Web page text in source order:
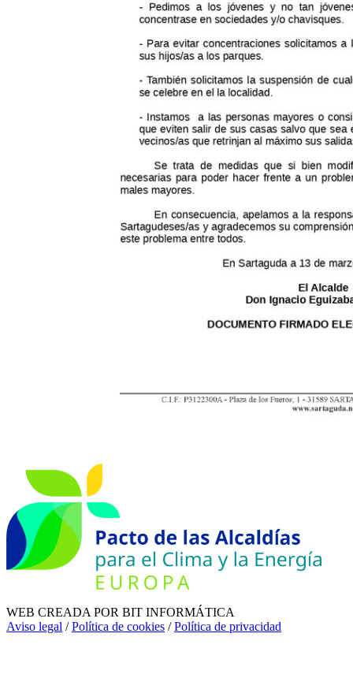
WEB CREADA POR BIT INFORMÁTICA
Aviso legal /Política de cookies /Política de privacidad